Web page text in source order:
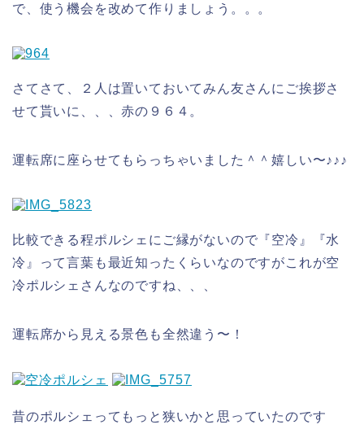
で、使う機会を改めて作りましょう。。。
さてさて、２人は置いておいてみん友さんにご挨拶さ
せて貰いに、、、赤の９６４。
運転席に座らせてもらっちゃいました＾＾嬉しい〜♪♪♪
比較できる程ポルシェにご縁がないので『空冷』『水
冷』って言葉も最近知ったくらいなのですがこれが空
冷ポルシェさんなのですね、、、
運転席から見える景色も全然違う〜！
昔のポルシェってもっと狭いかと思っていたのです